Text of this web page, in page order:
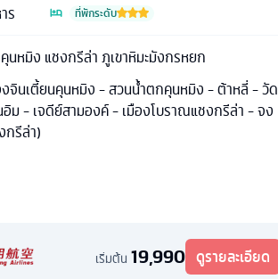
ร ที่พักระดับ
นหมิง แชงกรีล่า ภูเขาหิมะมังกรหยก
จินเตี้ยนคุนหมิง - สวนน้ำตกคุนหมิง - ต้าหลี่ - วัด
อิม - เจดีย์สามองค์ - เมืองโบราณแชงกรีล่า - จง
กรีล่า)
เริ่มต้น 19,990 ดูรายละเอียด